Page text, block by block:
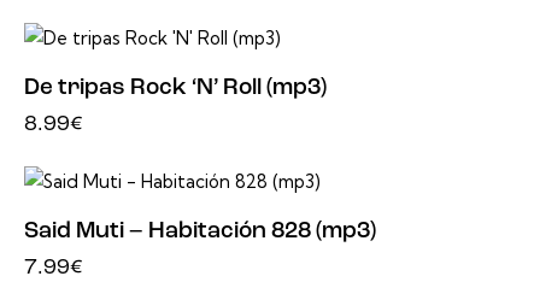
De tripas Rock ‘N’ Roll (mp3)
8.99€
Said Muti – Habitación 828 (mp3)
7.99€